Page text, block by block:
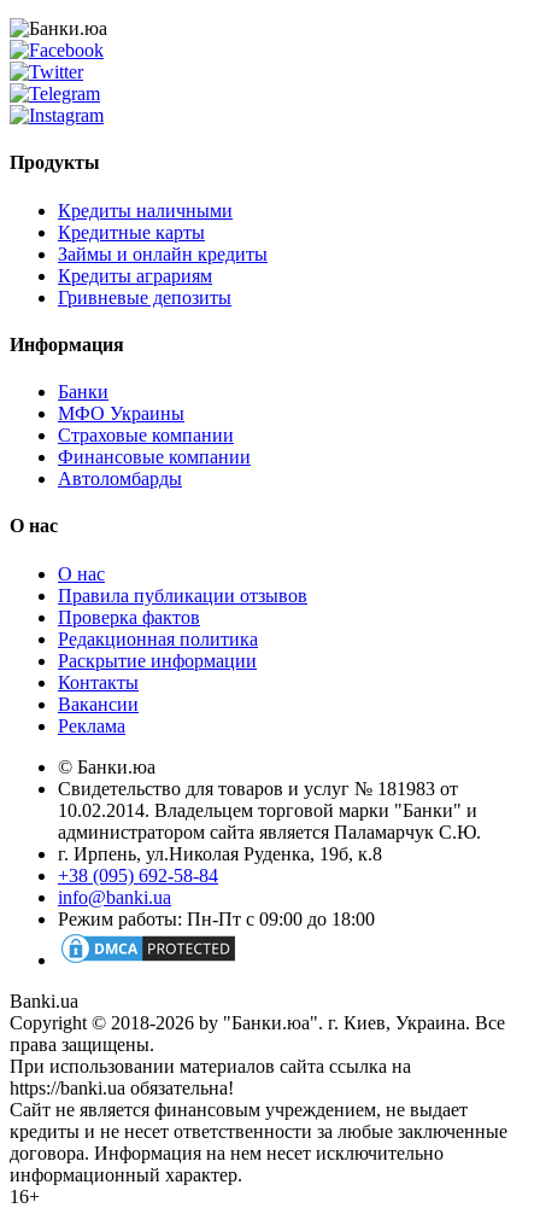
Продукты
Кредиты наличными
Кредитные карты
Займы и онлайн кредиты
Кредиты аграриям
Гривневые депозиты
Информация
Банки
МФО Украины
Страховые компании
Финансовые компании
Автоломбарды
О нас
О нас
Правила публикации отзывов
Проверка фактов
Редакционная политика
Раскрытие информации
Контакты
Вакансии
Реклама
© Банки.юа
Свидетельство для товаров и услуг № 181983 от
10.02.2014. Владельцем торговой марки "Банки" и
администратором сайта является Паламарчук С.Ю.
г. Ирпень, ул.Николая Руденка, 19б, к.8
+38 (095) 692-58-84
info@banki.ua
Режим работы: Пн-Пт с 09:00 до 18:00
Banki.ua
Copyright © 2018-2026 by "Банки.юа". г. Киев, Украина. Все
права защищены.
При использовании материалов сайта ссылка на
https://banki.ua обязательна!
Сайт не является финансовым учреждением, не выдает
кредиты и не несет ответственности за любые заключенные
договора. Информация на нем несет исключительно
информационный характер.
16+